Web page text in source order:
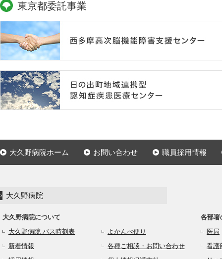
東京都委託事業
大久野病院ホーム お問い合わせ 職員採用情報
大久野病院
大久野病院について
大久野病院 バス時刻表
よかんべ便り
新着情報
各種ご相談・お問い合わせ
各部署
医局
看護